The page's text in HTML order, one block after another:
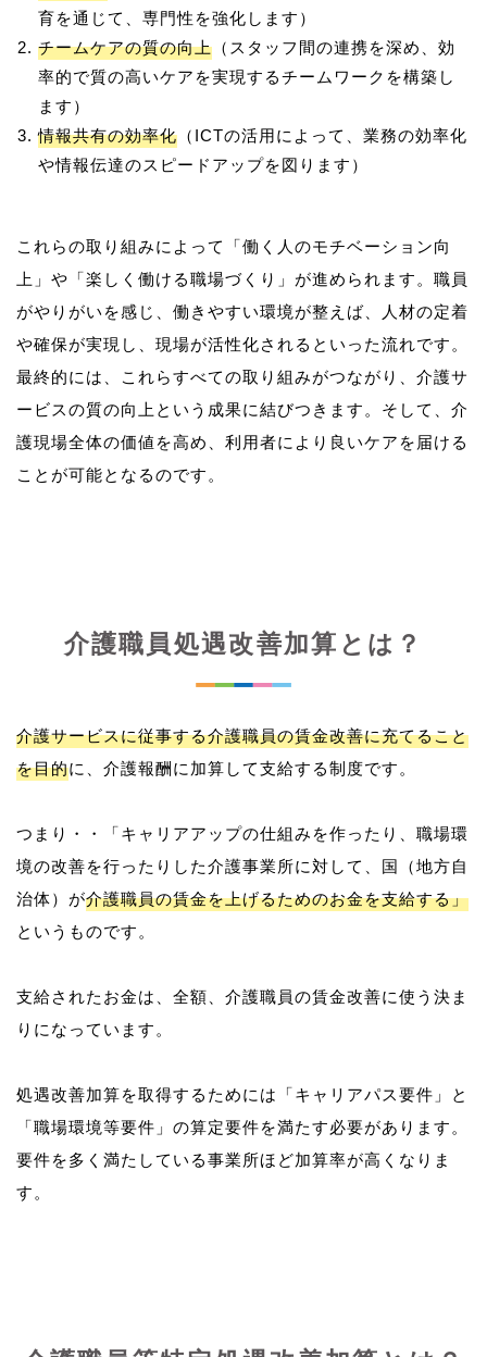
育を通じて、専門性を強化します）
チームケアの質の向上 （スタッフ間の連携を深め、効
率的で質の高いケアを実現するチームワークを構築し
ます）
情報共有の効率化 （ICTの活用によって、業務の効率化
や情報伝達のスピードアップを図ります）
これらの取り組みによって「働く人のモチベーション向
上」や「楽しく働ける職場づくり」が進められます。職員
がやりがいを感じ、働きやすい環境が整えば、人材の定着
や確保が実現し、現場が活性化されるといった流れです。
最終的には、これらすべての取り組みがつながり、介護サ
ービスの質の向上という成果に結びつきます。そして、介
護現場全体の価値を高め、利用者により良いケアを届ける
介護職員処遇改善加算とは？
介護サービスに従事する介護職員の賃金改善に充てること
を目的に、介護報酬に加算して支給する制度です。
つまり・・「キャリアアップの仕組みを作ったり、職場環
境の改善を行ったりした介護事業所に対して、国（地方自
治体）が介護職員の賃金を上げるためのお金を支給する」
というものです。
支給されたお金は、全額、介護職員の賃金改善に使う決ま
りになっています。
処遇改善加算を取得するためには「キャリアパス要件」と
「職場環境等要件」の算定要件を満たす必要があります。
要件を多く満たしている事業所ほど加算率が高くなりま
す。